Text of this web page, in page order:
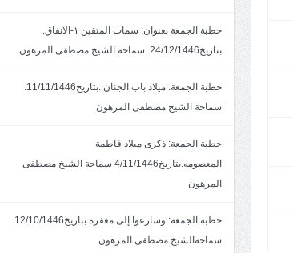
خطبة الجمعة بعنوان: سمات المتقين ١-الانفاق.
بتاريخ24/12/1446. سماحة الشيخ مصطفى المرهون
خطبة الجمعة: ميلاد باب الجنان .بتاريخ11/11/1446.
سماحة الشيخ مصطفى المرهون
خطبة الجمعة: ذكرى ميلاد فاطمة
المعصومه.بتاريخ4/11/1446 سماحة الشيخ مصطفى
المرهون
خطبة الجمعه: وسارعوا إلى مغفره.بتاريخ12/10/1446
سماحةالشيخ مصطفى المرهون